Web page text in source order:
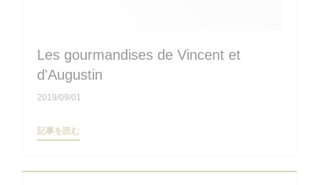
Les gourmandises de Vincent et
d'Augustin
2019/09/01
記事を読む((新しいウィンドウで開きます))